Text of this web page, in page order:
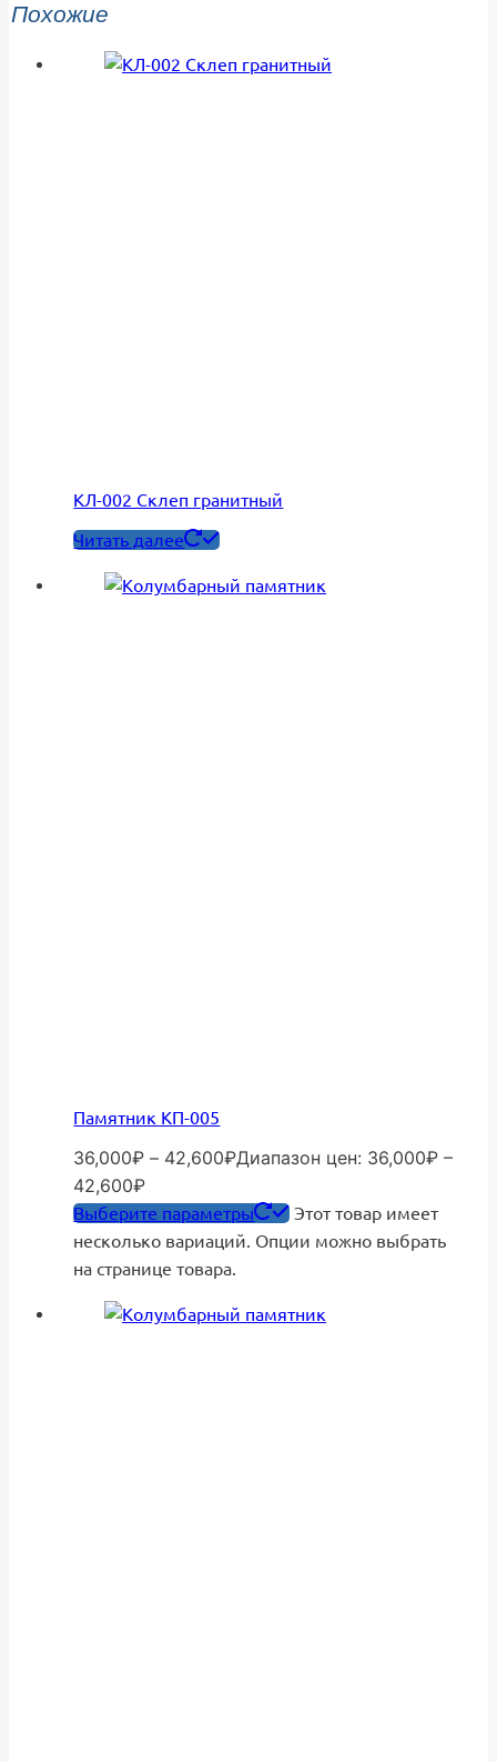
Похожие
КЛ-002 Склеп гранитный
Читать далее
Памятник КП-005
36,000₽ – 42,600₽Диапазон цен: 36,000₽ –
42,600₽
Выберите параметры
Этот товар имеет
несколько вариаций. Опции можно выбрать
на странице товара.